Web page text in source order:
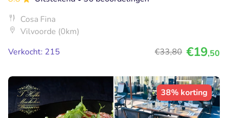
Cosa Fina
Vilvoorde (0km)
Verkocht: 215
€33,80 €19,50
38% korting